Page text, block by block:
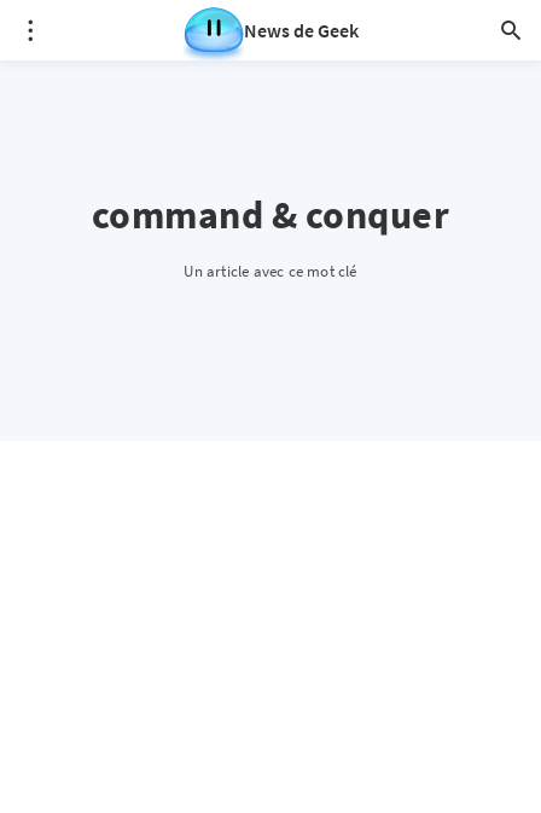
News de Geek
command & conquer
Un article avec ce mot clé